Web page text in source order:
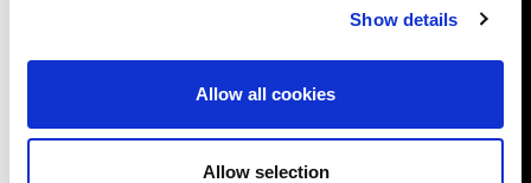
Show details
Allow all cookies
Allow selection